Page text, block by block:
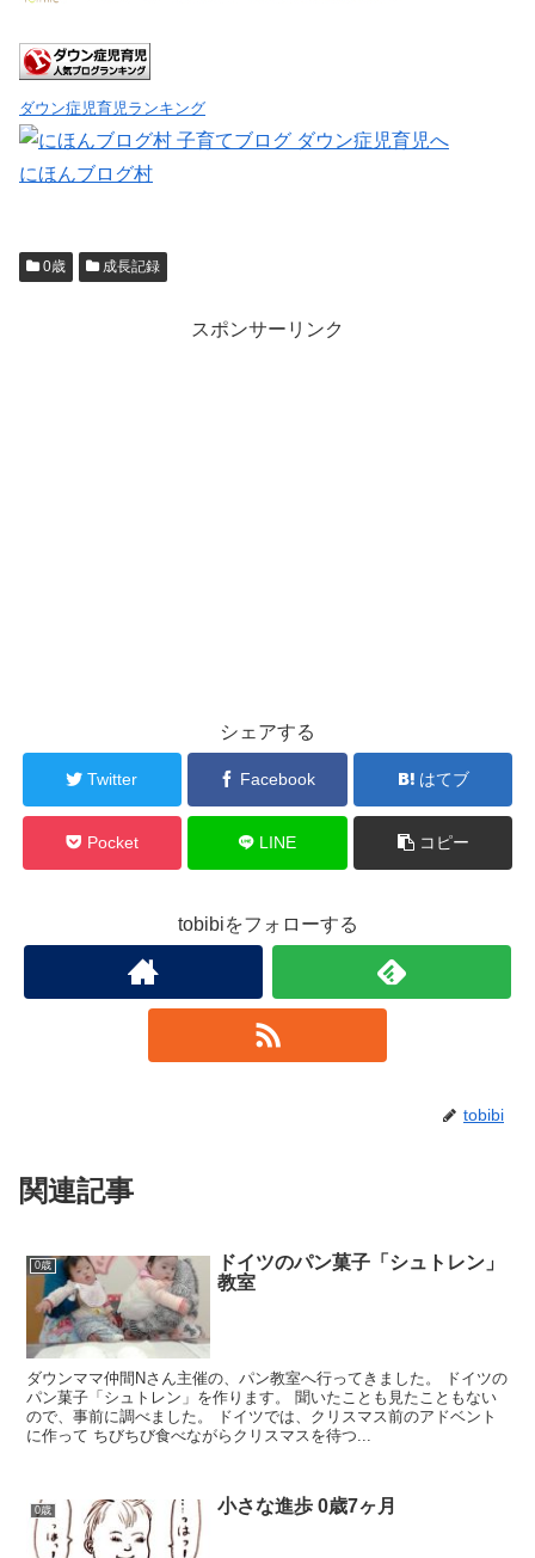
ダウン症児育児ランキング
にほんブログ村
0歳 成長記録
スポンサーリンク
シェアする
Twitter Facebook はてブ
Pocket LINE コピー
tobibiをフォローする
tobibi
関連記事
0歳
ドイツのパン菓子「シュトレン」
教室
ダウンママ仲間Nさん主催の、パン教室へ行ってきました。 ドイツの
パン菓子「シュトレン」を作ります。 聞いたことも見たこともない
ので、事前に調べました。 ドイツでは、クリスマス前のアドベント
に作って ちびちび食べながらクリスマスを待つ...
0歳 小さな進歩 0歳7ヶ月